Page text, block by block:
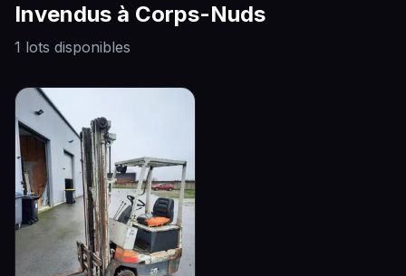
Invendus à Corps-Nuds
1 lots disponibles